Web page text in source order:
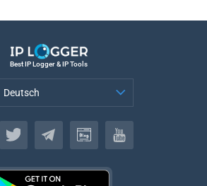
Best IP Logger & IP Tools
Deutsch
Deutsch